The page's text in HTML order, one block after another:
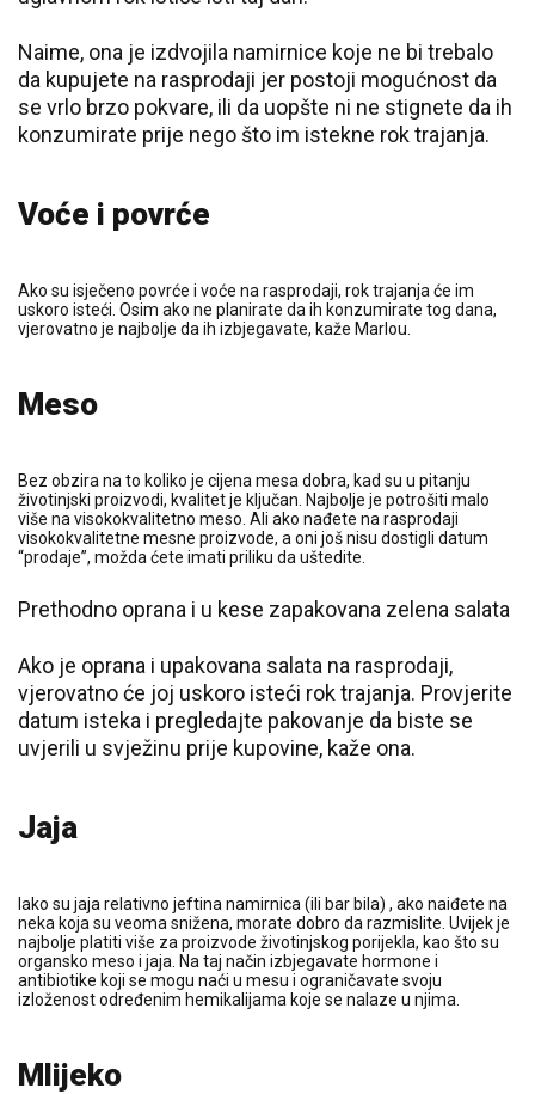
Naime, ona je izdvojila namirnice koje ne bi trebalo
da kupujete na rasprodaji jer postoji mogućnost da
se vrlo brzo pokvare, ili da uopšte ni ne stignete da ih
konzumirate prije nego što im istekne rok trajanja.
Voće i povrće
Ako su isječeno povrće i voće na rasprodaji, rok trajanja će im
uskoro isteći. Osim ako ne planirate da ih konzumirate tog dana,
vjerovatno je najbolje da ih izbjegavate, kaže Marlou.
Meso
Bez obzira na to koliko je cijena mesa dobra, kad su u pitanju
životinjski proizvodi, kvalitet je ključan. Najbolje je potrošiti malo
više na visokokvalitetno meso. Ali ako nađete na rasprodaji
visokokvalitetne mesne proizvode, a oni još nisu dostigli datum
“prodaje”, možda ćete imati priliku da uštedite.
Prethodno oprana i u kese zapakovana zelena salata
Ako je oprana i upakovana salata na rasprodaji,
vjerovatno će joj uskoro isteći rok trajanja. Provjerite
datum isteka i pregledajte pakovanje da biste se
uvjerili u svježinu prije kupovine, kaže ona.
Jaja
Iako su jaja relativno jeftina namirnica (ili bar bila) , ako naiđete na
neka koja su veoma snižena, morate dobro da razmislite. Uvijek je
najbolje platiti više za proizvode životinjskog porijekla, kao što su
organsko meso i jaja. Na taj način izbjegavate hormone i
antibiotike koji se mogu naći u mesu i ograničavate svoju
izloženost određenim hemikalijama koje se nalaze u njima.
Mlijeko